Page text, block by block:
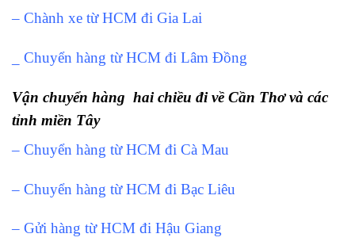
– Chành xe từ HCM đi Gia Lai
_ Chuyển hàng từ HCM đi Lâm Đồng
Vận chuyển hàng hai chiều đi về Cần Thơ và các
tỉnh miền Tây
– Chuyển hàng từ HCM đi Cà Mau
– Chuyển hàng từ HCM đi Bạc Liêu
– Gửi hàng từ HCM đi Hậu Giang